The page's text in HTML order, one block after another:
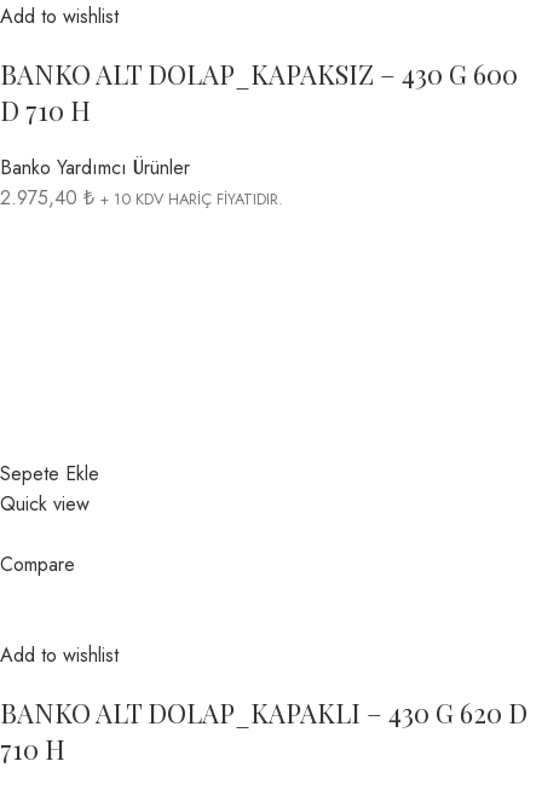
Add to wishlist
BANKO ALT DOLAP_KAPAKSIZ – 430 G 600
D 710 H
Banko Yardımcı Ürünler
2.975,40 ₺ + 10 KDV HARİÇ FİYATIDIR.
Sepete Ekle
Quick view
Compare
Add to wishlist
BANKO ALT DOLAP_KAPAKLI – 430 G 620 D
710 H